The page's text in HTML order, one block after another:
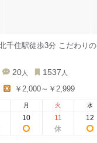
千住駅徒歩3分 こだわり
20 人 1537 人
￥2,000～￥2,999
月
10
火
11
水
12